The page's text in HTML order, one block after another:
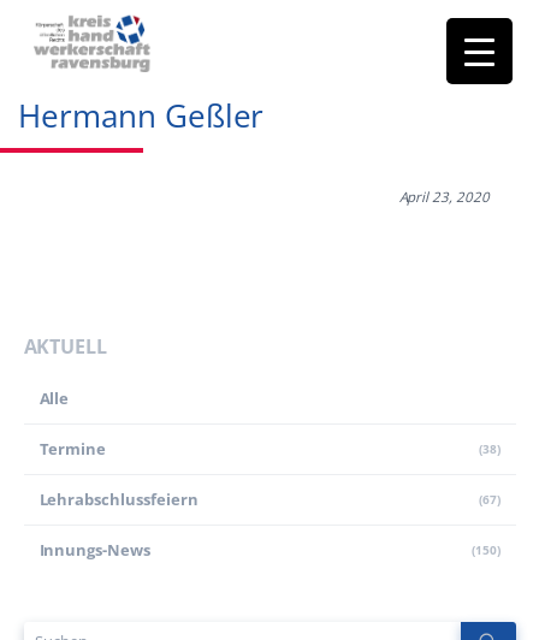
Hermann Geßler
April 23, 2020
AKTUELL
Alle
Termine (38)
Lehr­abschluss­feiern (67)
Innungs-News (150)